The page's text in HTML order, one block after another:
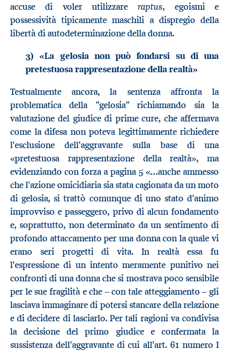
accuse di voler utilizzareraptus, egoismi e
possessività tipicamente maschili a dispregio della
libertà di autodeterminazione della donna.
3) «La gelosia non può fondarsi su di una
pretestuosa rappresentazione della realtà»
Testualmente ancora, la sentenza affronta la
problematica della “gelosia” richiamando sia la
valutazione del giudice di prime cure, che affermava
come la difesa non poteva legittimamente richiedere
l'esclusione dell'aggravante sulla base di una
«pretestuosa rappresentazione della realtà», ma
evidenziando con forza a pagina 5 «…anche ammesso
che l'azione omicidiaria sia stata cagionata da un moto
di gelosia, si trattò comunque di uno stato d'animo
improvviso e passeggero, privo di alcun fondamento
e, soprattutto, non determinato da un sentimento di
profondo attaccamento per una donna con la quale vi
erano seri progetti di vita. In realtà essa fu
l'espressione di un intento meramente punitivo nei
confronti di una donna che si mostrava poco sensibile
per le sue fragilità e che – con tale atteggiamento – gli
lasciava immaginare di potersi stancare della relazione
e di decidere di lasciarlo. Per tali ragioni va condivisa
la decisione del primo giudice e confermata la
sussistenza dell'aggravante di cui all'art. 61 numero I